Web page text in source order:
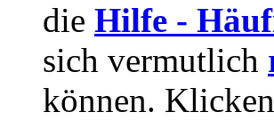
die Hilfe -
sich vermutlich
können.